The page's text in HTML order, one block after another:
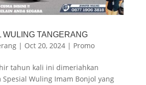
WULING TANGERANG
| Oct 20, 2024| Promo
tahun kali ini dimeriahkan
Spesial Wuling Imam Bonjol yang